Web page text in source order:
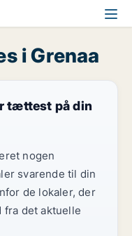
i Grenaa
tættest på din
nogen
svarende til din
de lokaler, der
fra det aktuelle